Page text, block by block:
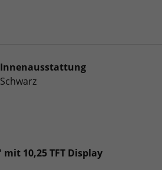
Innenausstattung
Schwarz
10,25 TFT Display